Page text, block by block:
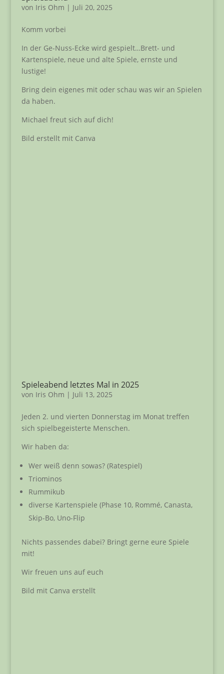
von Iris Ohm | Juli 20, 2025
Komm vorbei
In der Ge-Nuss-Ecke wird gespielt…Brett- und
Kartenspiele, neue und alte Spiele, ernste und
lustige!
Bring dein eigenes mit oder schau was wir an Spielen
da haben.
Michael freut sich auf dich!
Bild erstellt mit Canva
Spieleabend letztes Mal in 2025
von Iris Ohm | Juli 13, 2025
Jeden 2. und vierten Donnerstag im Monat treffen
sich spielbegeisterte Menschen.
Wir haben da:
Wer weiß denn sowas? (Ratespiel)
Triominos
Rummikub
diverse Kartenspiele (Phase 10, Rommé, Canasta,
Skip-Bo, Uno-Flip
Nichts passendes dabei? Bringt gerne eure Spiele
mit!
Wir freuen uns auf euch
Bild mit Canva erstellt